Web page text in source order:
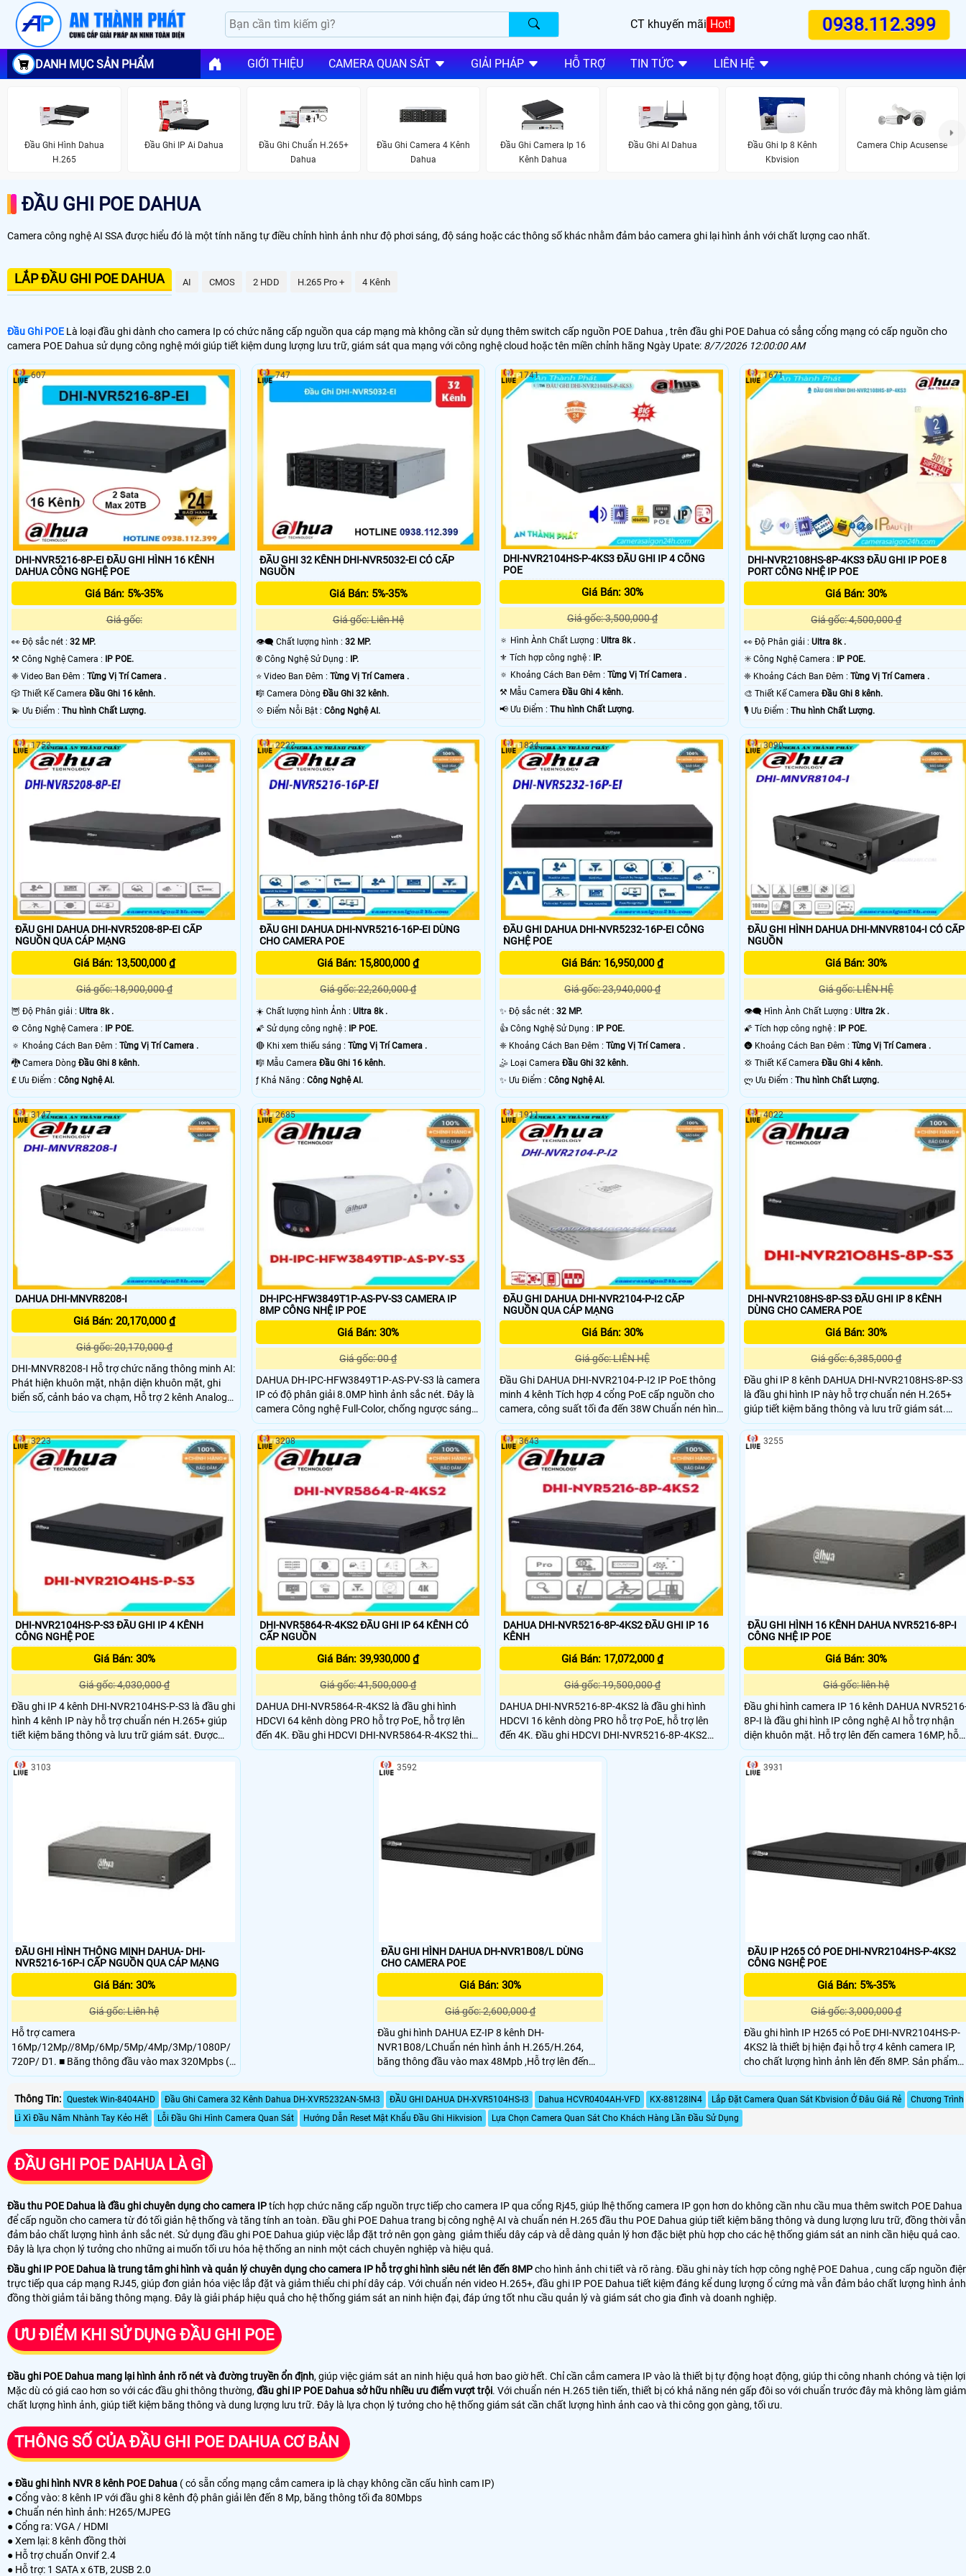
CT khuyến mãi Hot! 0938.112.399
DANH MỤC SẢN PHẨM GIỚI THIỆU CAMERA QUAN SÁT GIẢI PHÁP HỖ TRỢ TIN TỨC LIÊN HỆ
Đầu Ghi Hình Dahua
H.265
Đầu Ghi IP Ai Dahua
Đầu Ghi Chuẩn H.265+
Dahua
Đầu Ghi Camera 4 Kênh
Dahua
Đầu Ghi Camera Ip 16
Kênh Dahua
Đầu Ghi AI Dahua
Đầu Ghi Ip 8 Kênh
Kbvision
Camera Chip Acusense
ĐẦU GHI POE DAHUA
Camera công nghệ AI SSA được hiểu đó là một tính năng tự điều chỉnh hình ảnh như độ phơi sáng, độ sáng hoặc các thông số khác nhằm đảm bảo camera ghi lại hình ảnh với chất lượng cao nhất.
LẮP ĐẦU GHI POE DAHUA AI CMOS 2 HDD H.265 Pro + 4 Kênh
Đầu Ghi POE Là loại đầu ghi dành cho camera Ip có chức năng cấp nguồn qua cáp mạng mà không cần sử dụng thêm switch cấp nguồn POE Dahua , trên đầu ghi POE Dahua có sẳng cổng mạng có cấp nguồn cho
camera POE Dahua sử dụng công nghệ mới giúp tiết kiệm dung lượng lưu trữ, giám sát qua mạng với công nghệ cloud hoặc tên miền chỉnh hãng Ngày Upate: 8/7/2026 12:00:00 AM
DHI-NVR5216-8P-EI ĐẦU GHI HÌNH 16 KÊNH
DAHUA CÔNG NGHỆ POE
Giá Bán: 5%-35%
Giá gốc:
️👀 Độ sắc nét : 32 MP.
⚒ Công Nghệ Camera :
IP POE.
❈ Video Ban Đêm : Từng Vị Trí Camera .
🎲 Thiết Kế Camera Đầu Ghi 16 kênh.
️💫 Ưu Điểm : Thu hình Chất Lượng.
607
ĐẦU GHI 32 KÊNH DHI-NVR5032-EI CÓ CẤP
NGUỒN
Giá Bán: 5%-35%
Giá gốc: Liên Hệ
👁️‍🗨 Chất lượng hình : 32 MP.
®️ Công Nghệ Sử Dụng :
IP.
⭐ Video Ban Đêm : Từng Vị Trí Camera .
🎼️ Camera Dòng Đầu Ghi 32 kênh.
️💠 Điểm Nỗi Bật : Công Nghệ AI.
747
DHI-NVR2104HS-P-4KS3 ĐẦU GHI IP 4 CỔNG
POE
Giá Bán: 30%
Giá gốc: 3,500,000 ₫
🔅 Hình Ành Chất Lượng :Ultra 8k .
⚜️ Tích hợp công nghệ : IP.
🔅 Khoảng Cách Ban Đêm :Từng Vị Trí Camera .
⚒ Mẫu CameraĐầu Ghi 4 kênh.
️📢 Ưu Điểm :Thu hình Chất Lượng.
1741
DHI-NVR2108HS-8P-4KS3 ĐẦU GHI IP POE 8
PORT CÔNG NHỆ IP POE
Giá Bán: 30%
Giá gốc: 4,500,000 ₫
️👀 Độ Phân giải : Ultra 8k .
✳️ Công Nghệ Camera : IP POE.
❈ Khoảng Cách Ban Đêm : Từng Vị Trí Camera .
🎨 Thiết Kế Camera Đầu Ghi 8 kênh.
️🎙 Ưu Điểm : Thu hình Chất Lượng.
1671
ĐẦU GHI DAHUA DHI-NVR5208-8P-EI CẤP
NGUỒN QUA CÁP MẠNG
Giá Bán: 13,500,000 ₫
Giá gốc: 18,900,000 ₫
🦉 Độ Phân giải : Ultra 8k .
⚙ Công Nghệ Camera :
IP POE.
🔅 Khoảng Cách Ban Đêm : Từng Vị Trí Camera .
🐉️ Camera Dòng Đầu Ghi 8 kênh.
️₤ Ưu Điểm : Công Nghệ AI.
1753
ĐẦU GHI DAHUA DHI-NVR5216-16P-EI DÙNG
CHO CAMERA POE
Giá Bán: 15,800,000 ₫
Giá gốc: 22,260,000 ₫
☀️ Chất lượng hình Ảnh : Ultra 8k .
🌠 Sử dụng công nghệ :
IP POE.
🔴 Khi xem thiếu sáng : Từng Vị Trí Camera .
🎼️ Mẫu Camera Đầu Ghi 16 kênh.
️ƒ Khả Năng : Công Nghệ AI.
2222
ĐẦU GHI DAHUA DHI-NVR5232-16P-EI CÔNG
NGHỆ POE
Giá Bán: 16,950,000 ₫
Giá gốc: 23,940,000 ₫
✨ Độ sắc nét :32 MP.
👍 Công Nghệ Sử Dụng :
IP POE.
❈ Khoảng Cách Ban Đêm :Từng Vị Trí Camera .
🤹 Loại CameraĐầu Ghi 32 kênh.
️✨ Ưu Điểm :Công Nghệ AI.
1834
ĐẦU GHI HÌNH DAHUA DHI-MNVR8104-I CÓ CẤP
NGUỒN
Giá Bán: 30%
Giá gốc: LIÊN HỆ
👁️‍🗨 Hình Ành Chất Lượng : Ultra 2k .
🌠 Tích hợp công nghệ :
IP POE.
🌚 Khoảng Cách Ban Đêm : Từng Vị Trí Camera .
💢 Thiết Kế Camera Đầu Ghi 4 kênh.
️ლ Ưu Điểm : Thu hình Chất Lượng.
3090
DAHUA DHI-MNVR8208-I
Giá Bán: 20,170,000 ₫
Giá gốc: 20,170,000 ₫
DHI-MNVR8208-I Hỗ trợ chức năng thông minh AI:
Phát hiện khuôn mặt, nhận diện khuôn mặt, ghi
biển số, cảnh báo va chạm, Hỗ trợ 2 kênh Analog
chuyên dụng (DSM, ADAS) + 8 kênh IP tối đa 4MP,
hình ảnh 1 cổng VGA, 1 cổng M16 Aviation
connector, 1 cổng HDMI. Hỗ trợ 2 khe ổ cứng 2
3147
DH-IPC-HFW3849T1P-AS-PV-S3 CAMERA IP
8MP CÔNG NHỆ IP POE
Giá Bán: 30%
Giá gốc: 00 ₫
DAHUA DH-IPC-HFW3849T1P-AS-PV-S3 là camera
IP có độ phân giải 8.0MP hình ảnh sắc nét. Đây là
camera Công nghệ Full-Color, chống ngược sáng
thực 120dB giúp vật thể quan sát rõ nét trong
vùng sáng, tối có luồng sáng mạnh. Có thể lắp đặt
sản phẩm cả trong nhà lẫn ngoài trời
2685
ĐẦU GHI DAHUA DHI-NVR2104-P-I2 CẤP
NGUỒN QUA CÁP MẠNG
Giá Bán: 30%
Giá gốc: LIÊN HỆ
Đầu Ghi DAHUA DHI-NVR2104-P-I2 IP PoE thông
minh 4 kênh Tích hợp 4 cổng PoE cấp nguồn cho
camera, công suất tối đa đến 38W Chuẩn nén hình
ảnh H.265+/H.264, Hỗ trợ hiển thị 4CH@1080P,
Hỗ trợ 1 kênh nhận diện khuôn mặt, hoặc 1 kênh
Bảo vệ chu vi hoặc 4 kênh SMD Plus
1911
DHI-NVR2108HS-8P-S3 ĐẦU GHI IP 8 KÊNH
DÙNG CHO CAMERA POE
Giá Bán: 30%
Giá gốc: 6,385,000 ₫
Đầu ghi IP 8 kênh DAHUA DHI-NVR2108HS-8P-S3
là đầu ghi hình IP này hỗ trợ chuẩn nén H.265+
giúp tiết kiệm băng thông và lưu trữ giám sát.
Được thiết kế vỏ kim loại chắn chắn, tản nhiệt tốt
giúp các thiết bị hoạt động ổn định, hiệu quả cao.
này hỗ trợ băng thông đầu vào max 80Mpb
4022
DHI-NVR2104HS-P-S3 ĐẦU GHI IP 4 KÊNH
CÔNG NGHỆ POE
Giá Bán: 30%
Giá gốc: 4,030,000 ₫
Đầu ghi IP 4 kênh DHI-NVR2104HS-P-S3 là đầu ghi
hình 4 kênh IP này hỗ trợ chuẩn nén H.265+ giúp
tiết kiệm băng thông và lưu trữ giám sát. Được
thiết kế vỏ kim loại chắn chắn, tản nhiệt tốt giúp
các thiết bị hoạt động ổn định, hiệu quả cao. này
hỗ trợ băng thông đầu vào max 80Mpb
3223
DHI-NVR5864-R-4KS2 ĐẦU GHI IP 64 KÊNH CÓ
CẤP NGUỒN
Giá Bán: 39,930,000 ₫
Giá gốc: 41,500,000 ₫
DAHUA DHI-NVR5864-R-4KS2 là đầu ghi hình
HDCVI 64 kênh dòng PRO hỗ trợ PoE, hỗ trợ lên
đến 4K. Đầu ghi HDCVI DHI-NVR5864-R-4KS2 thiết
kế vỏ kim loại, có khe tản nhiệt tốt, giúp hệ thống
hoạt động ổn định, lâu dài, cho chất lượng hình
ảnh, phù hợp với các dự án văn phòng, nhà xưởng,
3208
DAHUA DHI-NVR5216-8P-4KS2 ĐẦU GHI IP 16
KÊNH
Giá Bán: 17,072,000 ₫
Giá gốc: 19,500,000 ₫
DAHUA DHI-NVR5216-8P-4KS2 là đầu ghi hình
HDCVI 16 kênh dòng PRO hỗ trợ PoE, hỗ trợ lên
đến 4K. Đầu ghi HDCVI DHI-NVR5216-8P-4KS2
thiết kế vỏ kim loại, có khe tản nhiệt tốt, giúp hệ
thống hoạt động ổn định, lâu dài, cho chất lượng
3643
ĐẦU GHI HÌNH 16 KÊNH DAHUA NVR5216-8P-I
CÔNG NHỆ IP POE
Giá Bán: 30%
Giá gốc: liên hệ
Đầu ghi hình camera IP 16 kênh DAHUA
8P-I là đầu ghi hình IP công nghệ AI hỗ trợ nhận
diện khuôn mặt. Hỗ trợ lên đến camera 16MP, hỗ
trợ kết nối nhiều thương hiệu camera với chuẩn
tương thích Onvif 2. 4. thiết kế vỏ kim loại, tản
nhiệt tốt, chất lượng tốt, cho hình ảnh sắc nét,
3255
ĐẦU GHI HÌNH THÔNG MINH DAHUA- DHI-
NVR5216-16P-I CẤP NGUỒN QUA CÁP MẠNG
Giá Bán: 30%
Giá gốc: Liên hệ
Hỗ trợ camera
16Mp/12Mp//8Mp/6Mp/5Mp/4Mp/3Mp/1080P/
720P/ D1. ■ Băng thông đầu vào max 320Mpbs (
160Mpbs khi bật tính năng AI). ■ Hỗ trợ các tính
năng AI : Face recognition, Face capture, Human
Capture, ANPR, People counting, Metadata.
3103
ĐẦU GHI HÌNH DAHUA DH-NVR1B08/L DÙNG
CHO CAMERA POE
Giá Bán: 30%
Giá gốc: 2,600,000 ₫
Đầu ghi hình DAHUA EZ-IP 8 kênh DH-
NVR1B08/LChuẩn nén hình ảnh H.265/H.264,
băng thông đầu vào max 48Mpb ,Hỗ trợ lên đến
camera 3MP ,Cổng ra tín hiệu video HDMI/VGA
,Hỗ trợ 1 ổ cứng 6TB ,Hỗ trợ 4 cổng PoE
3592
ĐẦU IP H265 CÓ POE DHI-NVR2104HS-P-4KS2
CÔNG NGHỆ POE
Giá Bán: 5%-35%
Giá gốc: 3,000,000 ₫
Đầu ghi hình IP H265 có PoE DHI-NVR2104HS-P-
4KS2 là thiết bị hiện đại hỗ trợ 4 kênh camera IP,
cho chất lượng hình ảnh lên đến 8MP. Sản phẩm
trang bị 4 cổng PoE tiện lợi, chuẩn nén H.265 tiết
kiệm dung lượng, tương thích Onvif 2.4 kết nối đa
thương hiệu. Hỗ trợ xem trực tiếp, xem lại qua
3931
Thông Tin: Questek Win-8404AHD Đầu Ghi Camera 32 Kênh Dahua DH-XVR5232AN-5M-I3 ĐẦU GHI DAHUA DH-XVR5104HS-I3 Dahua HCVR0404AH-VFD KX-88128IN4 Lắp Đặt Camera Quan Sát Kbvision Ở Đâu Giá Rẻ
Chương Trình
Lì Xì Đầu Năm Nhành Tay Kẻo Hết
Lỗi Đầu Ghi Hình Camera Quan Sát Hướng Dẫn Reset Mật Khẩu Đầu Ghi Hikvision Lựa Chọn Camera Quan Sát Cho Khách Hàng Lần Đầu Sử Dụng
ĐẦU GHI POE DAHUA LÀ GÌ
Đầu thu POE Dahua là đầu ghi chuyên dụng cho camera IPtích hợp chức năng cấp nguồn trực tiếp cho camera IP qua cổng Rj45, giúp lhệ thống camera IP gọn hơn do không cần nhu cầu mua thêm switch POE Dahua
để cấp nguồn cho camera từ đó tối giản hệ thống và tăng tính an toàn. Đầu ghi POE Dahua trang bị công nghệ AI và chuẩn nén H.265 đầu thu POE Dahua giúp tiết kiệm băng thông và dung lượng lưu trữ, đồng thời vẫn
đảm bảo chất lượng hình ảnh sắc nét. Sử dụng đầu ghi POE Dahua giúp việc lắp đặt trở nên gọn gàng giảm thiểu dây cáp và dễ dàng quản lý hơn đặc biệt phù hợp cho các hệ thống giám sát an ninh cần hiệu quả cao.
Đây là lựa chọn lý tưởng cho những ai muốn tối ưu hóa hệ thống an ninh một cách chuyên nghiệp và hiệu quả.
Đầu ghi IP POE Dahua là trung tâm ghi hình và quản lý chuyên dụng cho camera IP hỗ trợ ghi hình siêu nét lên đến 8MPcho hình ảnh chi tiết và rõ ràng. Đầu ghi này tích hợp công nghệ POE Dahua , cung cấp nguồn
trực tiếp qua cáp mạng RJ45, giúp đơn giản hóa việc lắp đặt và giảm thiểu chi phí dây cáp. Với chuẩn nén video H.265+, đầu ghi IP POE Dahua tiết kiệm đáng kể dung lượng ổ cứng mà vẫn đảm bảo chất lượng hình
đồng thời giảm tải băng thông mạng. Đây là giải pháp hiệu quả cho hệ thống giám sát an ninh hiện đại, đáp ứng tốt nhu cầu quản lý và giám sát cho gia đình và doanh nghiệp.
ƯU ĐIỂM KHI SỬ DỤNG ĐẦU GHI POE
Đầu ghi POE Dahua mang lại hình ảnh rõ nét và đường truyền ổn định, giúp việc giám sát an ninh hiệu quả hơn bao giờ hết. Chỉ cần cắm camera IP vào là thiết bị tự động hoạt động, giúp thi công nhanh chóng và tiện
Mặc dù có giá cao hơn so với các đầu ghi thông thường, đầu ghi IP POE Dahua sở hữu nhiều ưu điểm vượt trội. Với chuẩn nén H.265 tiên tiến, thiết bị có khả năng nén gấp đôi so với chuẩn trước đây mà không làm giảm
chất lượng hình ảnh, giúp tiết kiệm băng thông và dung lượng lưu trữ. Đây là lựa chọn lý tưởng cho hệ thống giám sát cần chất lượng hình ảnh cao và thi công gọn gàng, tối ưu.
THÔNG SỐ CỦA ĐẦU GHI POE DAHUA CƠ BẢN
●Đầu ghi hình NVR 8 kênh POE Dahua ( có sẵn cổng mạng cắm camera ip là chạy không cần cấu hình cam IP)
● Cổng vào: 8 kênh IP với đầu ghi 8 kênh độ phân giải lên đến 8 Mp, băng thông tối đa 80Mbps
● Chuẩn nén hình ảnh: H265/MJPEG
● Cổng ra: VGA / HDMI
● Xem lại: 8 kênh đồng thời
● Hỗ trợ chuẩn Onvif 2.4
● Hỗ trợ: 1 SATA x 6TB, 2USB 2.0